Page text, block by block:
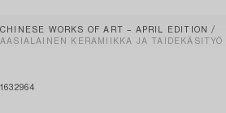
CHINESE WORKS OF ART – APRIL EDITION
AASIALAINEN KERAMIIKKA JA TAIDEKÄSITYÖ
1632964